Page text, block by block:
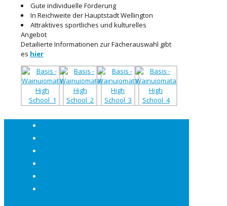
Gute individuelle Förderung
In Reichweite der Hauptstadt Wellington
Attraktives sportliches und kulturelles
Angebot
Detailierte Informationen zur Fächerauswahl gibt
es hier